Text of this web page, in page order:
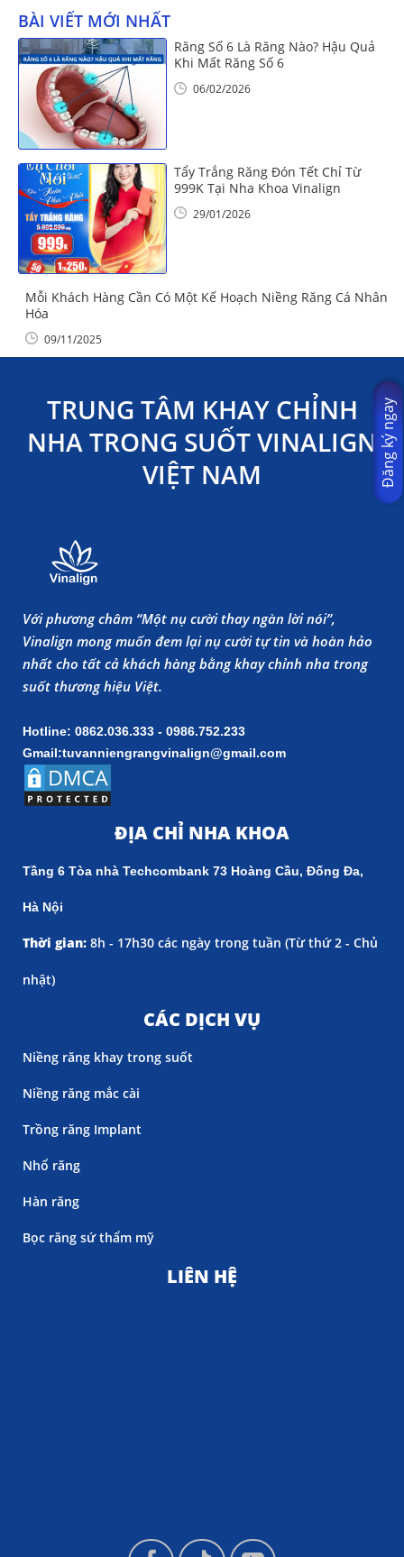
BÀI VIẾT MỚI NHẤT
Răng Số 6 Là Răng Nào? Hậu Quả
Khi Mất Răng Số 6
06/02/2026
Tẩy Trắng Răng Đón Tết Chỉ Từ
999K Tại Nha Khoa Vinalign
29/01/2026
Mỗi Khách Hàng Cần Có Một Kế Hoạch Niềng Răng Cá Nhân
Hóa
09/11/2025
TRUNG TÂM KHAY CHỈNH
NHA TRONG SUỐT VINALIGN
VIỆT NAM
Với phương châm “Một nụ cười thay ngàn lời nói”,
Vinalign mong muốn đem lại nụ cười tự tin và hoàn hảo
nhất cho tất cả khách hàng bằng khay chỉnh nha trong
suốt thương hiệu Việt.
Hotline: 0862.036.333 - 0986.752.233
Gmail:tuvanniengrangvinalign@gmail.com
ĐỊA CHỈ NHA KHOA
Tầng 6 Tòa nhà Techcombank 73 Hoàng Cầu, Đống Đa,
Hà Nội
Thời gian: 8h - 17h30 các ngày trong tuần (Từ thứ 2 - Chủ
nhật)
CÁC DỊCH VỤ
Niềng răng khay trong suốt
Niềng răng mắc cài
Trồng răng Implant
Nhổ răng
Hàn răng
Bọc răng sứ thẩm mỹ
LIÊN HỆ
Đăng ký ngay